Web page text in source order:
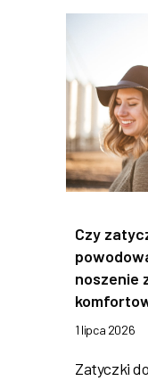
Czy
noszenie
1 lipca 2026
Zatyczki